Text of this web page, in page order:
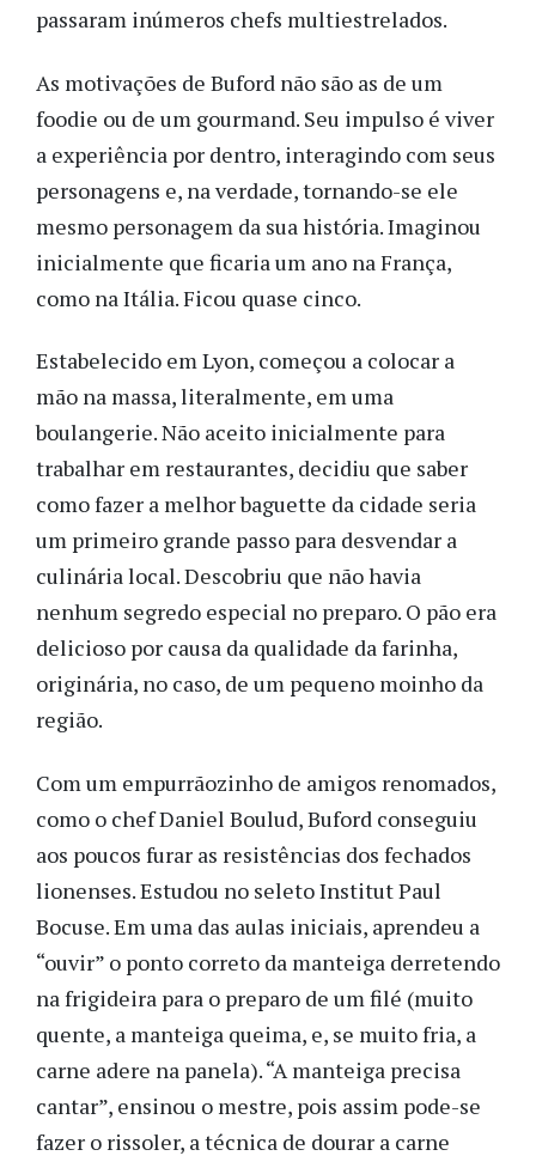
passaram inúmeros chefs multiestrelados.
As motivações de Buford não são as de um
foodie ou de um gourmand. Seu impulso é viver
a experiência por dentro, interagindo com seus
personagens e, na verdade, tornando-se ele
mesmo personagem da sua história. Imaginou
inicialmente que ficaria um ano na França,
como na Itália. Ficou quase cinco.
Estabelecido em Lyon, começou a colocar a
mão na massa, literalmente, em uma
boulangerie. Não aceito inicialmente para
trabalhar em restaurantes, decidiu que saber
como fazer a melhor baguette da cidade seria
um primeiro grande passo para desvendar a
culinária local. Descobriu que não havia
nenhum segredo especial no preparo. O pão era
delicioso por causa da qualidade da farinha,
originária, no caso, de um pequeno moinho da
região.
Com um empurrãozinho de amigos renomados,
como o chef Daniel Boulud, Buford conseguiu
aos poucos furar as resistências dos fechados
lionenses. Estudou no seleto Institut Paul
Bocuse. Em uma das aulas iniciais, aprendeu a
“ouvir” o ponto correto da manteiga derretendo
na frigideira para o preparo de um filé (muito
quente, a manteiga queima, e, se muito fria, a
carne adere na panela). “A manteiga precisa
cantar”, ensinou o mestre, pois assim pode-se
fazer o rissoler, a técnica de dourar a carne